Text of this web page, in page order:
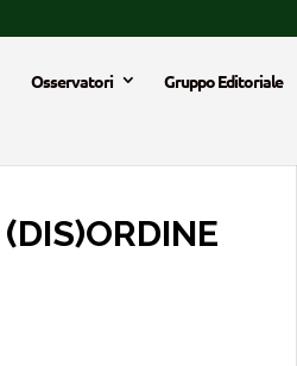
Osservatori Gruppo Editoriale